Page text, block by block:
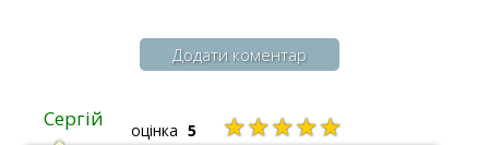
Додати коментар
Сергій оцінка 5 ★★★★★